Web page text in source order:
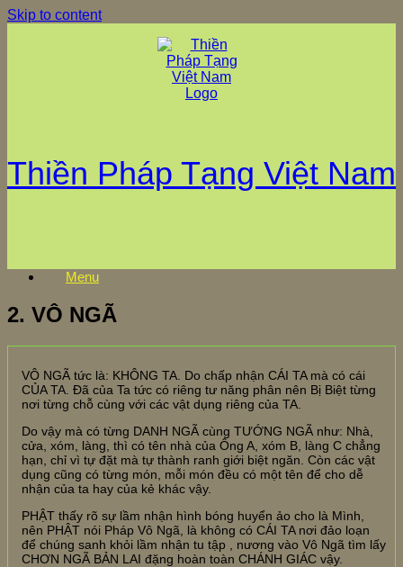
Skip to content
Thiền Pháp Tạng Việt Nam
Menu
2. VÔ NGÃ
VÔ NGÃ tức là: KHÔNG TA. Do chấp nhận CÁI TA mà có cái
CỦA TA. Đã của Ta tức có riêng tư năng phân nên Bị Biệt từng
nơi từng chỗ cùng với các vật dụng riêng của TA.
Do vậy mà có từng DANH NGÃ cùng TƯỚNG NGÃ như: Nhà,
cửa, xóm, làng, thì có tên nhà của Ông A, xóm B, làng C chẳng
hạn, chỉ vì tự đặt mà tự thành ranh giới biệt ngăn. Còn các vật
dụng cũng có từng món, mỗi món đều có một tên để cho dễ
nhận của ta hay của kẻ khác vậy.
PHẬT thấy rõ sự lầm nhận hình bóng huyển ảo cho là Mình,
nên PHẬT nói Pháp Vô Ngã, là không có CÁI TA nơi đảo loạn
để chúng sanh khỏi lầm nhận tu tập , nương vào Vô Ngã tìm lấy
CHƠN NGÃ BẢN LAI đặng hoàn toàn CHÁNH GIÁC vậy.